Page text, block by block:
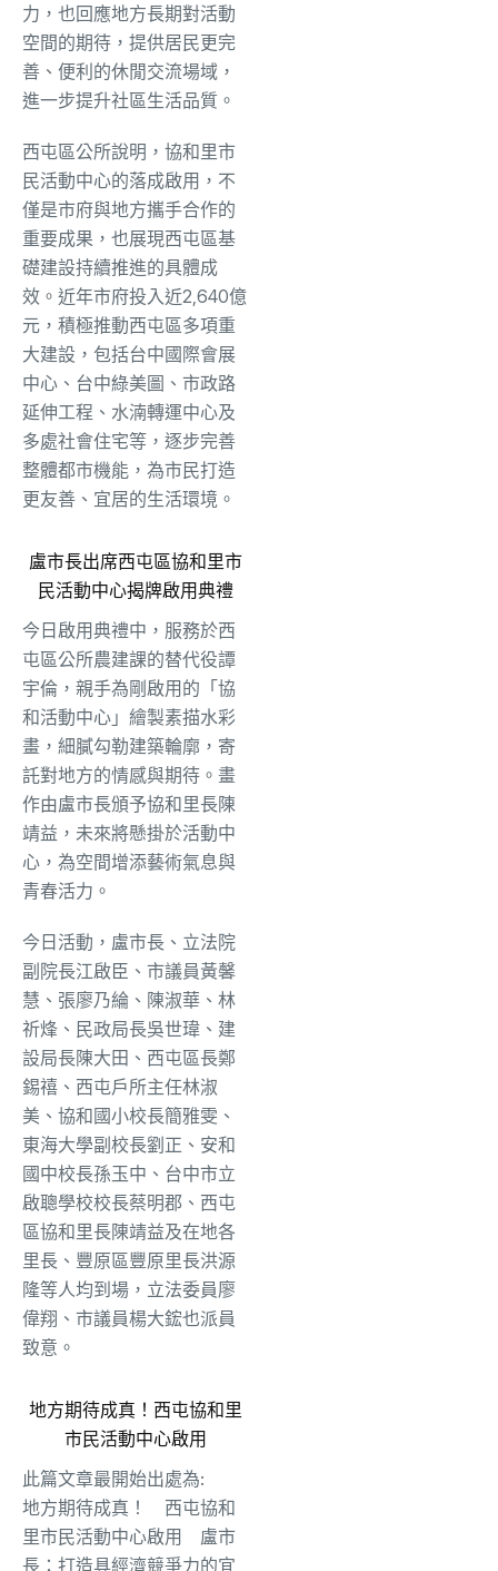
力，也回應地方長期對活動
空間的期待，提供居民更完
善、便利的休閒交流場域，
進一步提升社區生活品質。
西屯區公所說明，協和里市
民活動中心的落成啟用，不
僅是市府與地方攜手合作的
重要成果，也展現西屯區基
礎建設持續推進的具體成
效。近年市府投入近2,640億
元，積極推動西屯區多項重
大建設，包括台中國際會展
中心、台中綠美圖、市政路
延伸工程、水湳轉運中心及
多處社會住宅等，逐步完善
整體都市機能，為市民打造
更友善、宜居的生活環境。
盧市長出席西屯區協和里市
民活動中心揭牌啟用典禮
今日啟用典禮中，服務於西
屯區公所農建課的替代役譚
宇倫，親手為剛啟用的「協
和活動中心」繪製素描水彩
畫，細膩勾勒建築輪廓，寄
託對地方的情感與期待。畫
作由盧市長頒予協和里長陳
靖益，未來將懸掛於活動中
心，為空間增添藝術氣息與
青春活力。
今日活動，盧市長、立法院
副院長江啟臣、市議員黃馨
慧、張廖乃綸、陳淑華、林
祈烽、民政局長吳世瑋、建
設局長陳大田、西屯區長鄭
錫禧、西屯戶所主任林淑
美、協和國小校長簡雅雯、
東海大學副校長劉正、安和
國中校長孫玉中、台中市立
啟聰學校校長蔡明郡、西屯
區協和里長陳靖益及在地各
里長、豐原區豐原里長洪源
隆等人均到場，立法委員廖
偉翔、市議員楊大鋐也派員
致意。
地方期待成真！西屯協和里
市民活動中心啟用
此篇文章最開始出處為:
地方期待成真！ 西屯協和
里市民活動中心啟用 盧市
長：打造具經濟競爭力的宜